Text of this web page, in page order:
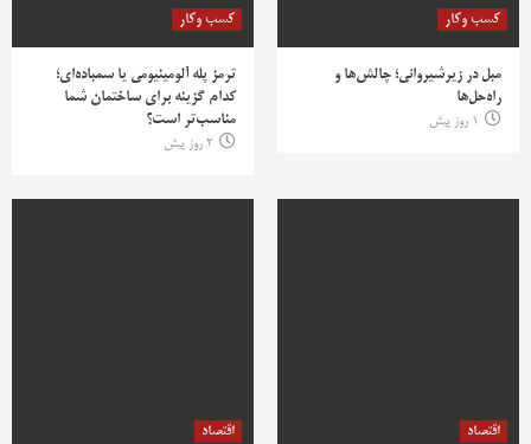
کسب وکار
مبل در زیرشیروانی؛ چالش‌ها و
راه‌حل‌ها
1 روز پیش
کسب وکار
ترمز پله آلومینیومی یا سمباده‌ای؛
کدام گزینه برای ساختمان شما
مناسب‌تر است؟
2 روز پیش
اقتصاد اقتصاد